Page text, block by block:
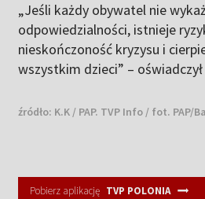
„Jeśli każdy obywatel nie
odpowiedzialności, istnieje
nieskończoność kryzysu i
wszystkim dzieci” – oświadczył
źródło: K.K / PAP. TVP Info / fot. PAP/
Pobierz aplikację TVP POLONIA